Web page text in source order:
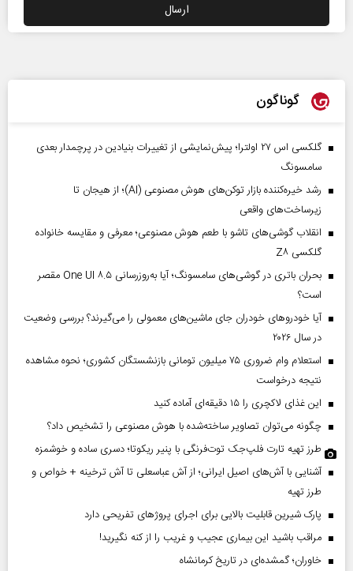
گوناگون
گلکسی اس ۲۷ اولترا؛ پیش‌نمایشی از تغییرات بنیادین در پرچمدار بعدی
سامسونگ
رشد خیره‌کننده بازار توکن‌های هوش مصنوعی (AI)؛ از هیجان تا
زیرساخت‌های واقعی
انقلاب گوشی‌های تاشو‌ با طعم هوش مصنوعی؛ معرفی و مقایسه خانواده
گلکسی Z۸
بحران باتری در گوشی‌های سامسونگ؛ آیا به‌روزرسانی One UI ۸.۵ مقصر
است؟
آیا خودروهای خودران جای ماشین‌های معمولی را می‌گیرند؟ بررسی وضعیت
در سال ۲۰۲۶
استعلام وام ضروری ۷۵ میلیون تومانی بازنشستگان کشوری؛ نحوه مشاهده
نتیجه درخواست
این غذای لاکچری را ۱۵ دقیقه‌ای آماده کنید
چگونه می‌توان تصاویر ساخته‌شده با هوش مصنوعی را تشخیص داد؟
طرز تهیه تارت فلپ‌جک توت‌فرنگی با پنیر ریکوتا؛ دسری ساده و خوشمزه
آشنایی با آش‌های اصیل ایرانی؛ از آش عباسعلی تا آش ترخینه + خواص و
طرز تهیه
پارک شیرین قابلیت‌ بالایی برای اجرای پروژهای تفریحی دارد
مراقب باشید این بیماری عجیب و غریب را از کنه نگیرید!
خاوران؛ گمشده‌ای در تاریخ کرمانشاه